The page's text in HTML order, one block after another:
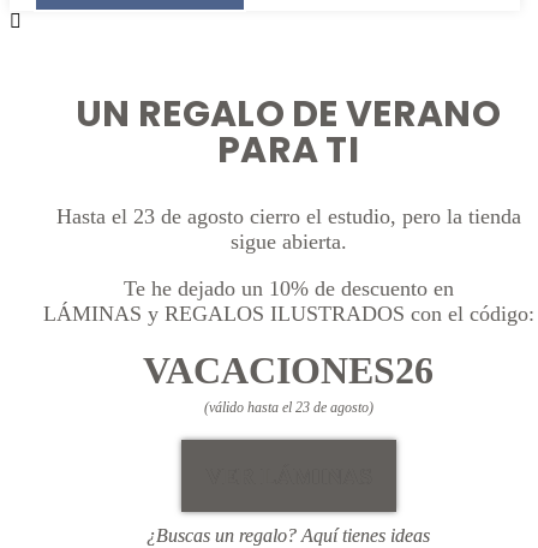
UN REGALO DE VERANO
PARA TI
Hasta el 23 de agosto cierro el estudio, pero la tienda
sigue abierta.
Te he dejado un 10% de descuento en
LÁMINAS y REGALOS ILUSTRADOS con el código:
VACACIONES26
(válido hasta el 23 de agosto)
¿Buscas un regalo? Aquí tienes ideas